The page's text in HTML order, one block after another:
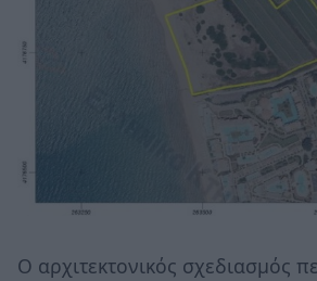
Ο αρχιτεκτονικός σχεδιασμός